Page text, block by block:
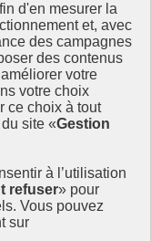
d'en mesurer la
et, avec
des campagnes
des contenus
votre
votre choix
ce choix à tout
site «Gestion
à l’utilisation
refuser» pour
Vous pouvez
sur
pour
premiers Jeux
en lumière les
qu’il soit plus